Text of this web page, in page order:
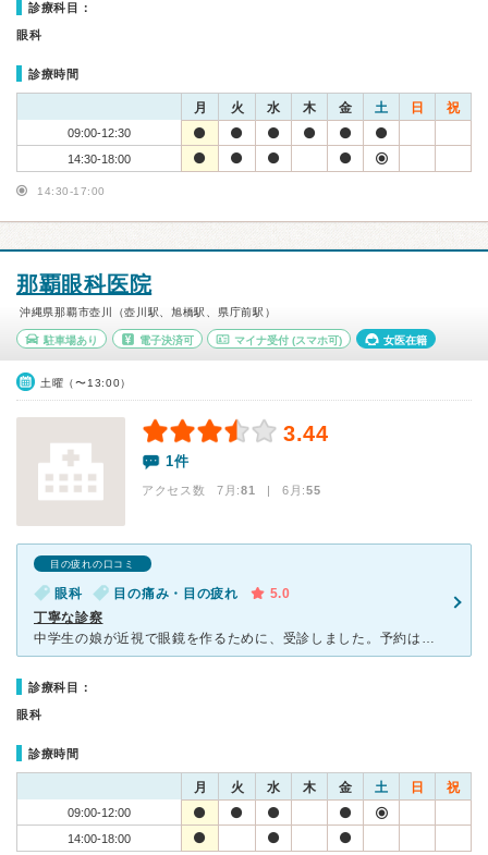
診療科目：
眼科
診療時間
月 火 水 木 金 土 日 祝
09:00-12:30
14:30-18:00
14:30-17:00
那覇眼科医院
沖縄県那覇市壺川（壺川駅、旭橋駅、県庁前駅）
駐車場あり 電子決済可 マイナ受付 (スマホ可) 女医在籍
土曜（〜13:00）
3.44
1件
アクセス数 7月:81 | 6月:55
目の疲れの口コミ
眼科 目の痛み・目の疲れ
5.0
丁寧な診察
中学生の娘が近視で眼鏡を作るために、受診しました。予約は取れなかったので、初診時は待ち時間がかなりありましたが広い待合室にキレイな室内、雑誌などもあり苦にはならなかったです。 診察のほうも、視力検査
診療科目：
眼科
診療時間
月 火 水 木 金 土 日 祝
09:00-12:00
14:00-18:00